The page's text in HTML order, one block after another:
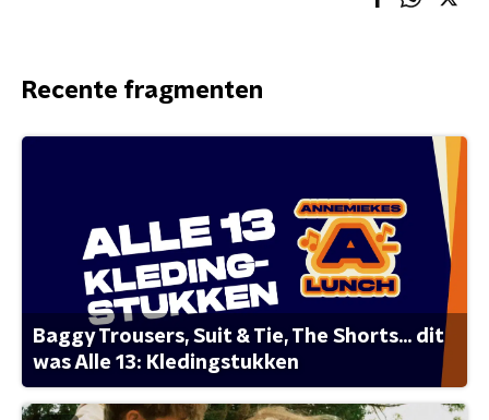
Recente fragmenten
Baggy Trousers, Suit & Tie, The Shorts... dit
was Alle 13: Kledingstukken